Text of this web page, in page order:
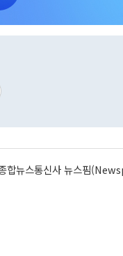
합뉴스통신사 뉴스핌